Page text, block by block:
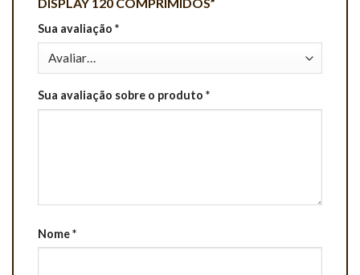
Sua avaliação *
Sua avaliação sobre o produto *
Nome*